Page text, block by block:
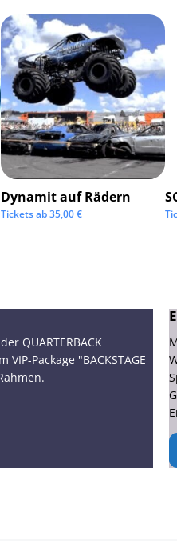
Dynamit auf Rädern
Tickets ab35,00€
QUARTERBACK
Package "BACKSTAGE